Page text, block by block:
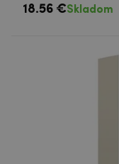
18.56 €Skladom